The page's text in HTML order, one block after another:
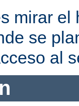
mirar
se
al